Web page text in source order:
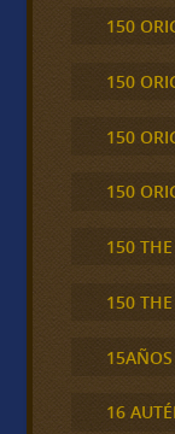
150
150
150
150
150
150
15AÑOS
16